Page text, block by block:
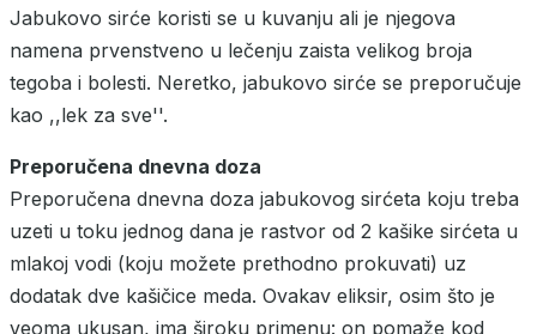
Jabukovo sirće koristi se u kuvanju ali je njegova
namena prvenstveno u lečenju zaista velikog broja
tegoba i bolesti. Neretko, jabukovo sirće se preporučuje
kao ,,lek za sve''.
Preporučena dnevna doza
Preporučena dnevna doza jabukovog sirćeta koju treba
uzeti u toku jednog dana je rastvor od 2 kašike sirćeta u
mlakoj vodi (koju možete prethodno prokuvati) uz
dodatak dve kašičice meda. Ovakav eliksir, osim što je
veoma ukusan, ima široku primenu: on pomaže kod